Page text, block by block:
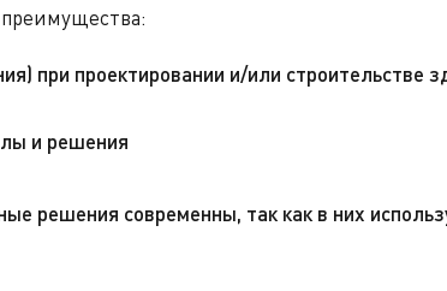
при проектировании и/или
и решения
решения современны, так как в них